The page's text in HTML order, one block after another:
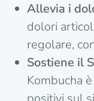
Allevia i
dolori
regolare,
Sostiene il
Kombucha